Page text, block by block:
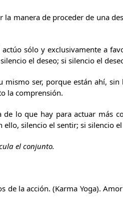
la manera de proceder de una
sólo y exclusivamente a
el deseo; si silencio el
mismo ser, porque están ahí,
la comprensión.
lo que hay para actuar más
silencio el sentir; si silencio
el conjunto.
de la acción. (Karma Yoga).